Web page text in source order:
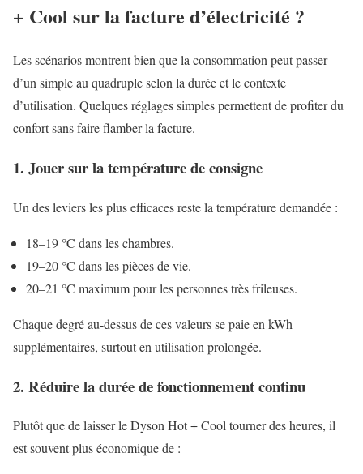
+ Cool sur la facture d’électricité ?
Les scénarios montrent bien que la consommation peut passer
d’un simple au quadruple selon la durée et le contexte
d’utilisation. Quelques réglages simples permettent de profiter du
confort sans faire flamber la facture.
1. Jouer sur la température de consigne
Un des leviers les plus efficaces reste la température demandée :
18–19 °C dans les chambres.
19–20 °C dans les pièces de vie.
20–21 °C maximum pour les personnes très frileuses.
Chaque degré au-dessus de ces valeurs se paie en kWh
supplémentaires, surtout en utilisation prolongée.
2. Réduire la durée de fonctionnement continu
Plutôt que de laisser le Dyson Hot + Cool tourner des heures, il
est souvent plus économique de :